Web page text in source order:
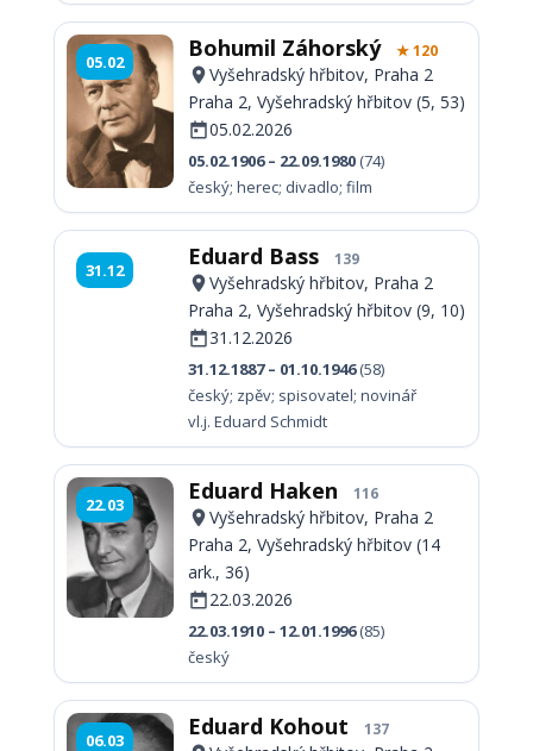
05.02 Bohumil Záhorský ★ 120
Vyšehradský hřbitov, Praha 2
Praha 2, Vyšehradský hřbitov (5, 53)
05.02.2026
05.02.1906 – 22.09.1980 (74)
český; herec; divadlo; film
31.12 Eduard Bass 139
Vyšehradský hřbitov, Praha 2
Praha 2, Vyšehradský hřbitov (9, 10)
31.12.2026
31.12.1887 – 01.10.1946(58)
český; zpěv; spisovatel; novinář
vl.j. Eduard Schmidt
22.03 Eduard Haken 116
Vyšehradský hřbitov, Praha 2
Praha 2, Vyšehradský hřbitov (14
ark., 36)
22.03.2026
22.03.1910 – 12.01.1996(85)
český
06.03 Eduard Kohout 137